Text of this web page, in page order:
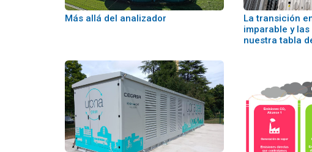
Más allá del analizador
La transición
imparable y
nuestra tabla